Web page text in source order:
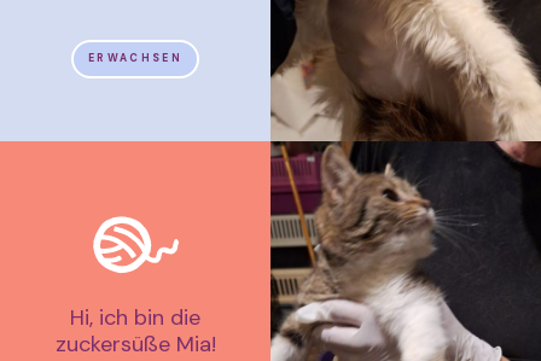
ERWACHSEN
Hi, ich bin die
zuckersüße Mia!